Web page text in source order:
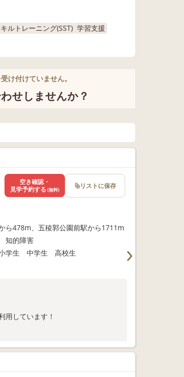
ルトレーニング(SST) 学習支援
け付けていません。
せしませんか？
ら478m、五稜郭公園前駅から1711m
知的障害
学生 中学生 高校生
用しています！
空き確認・
見学予約する (無料) リストに保存